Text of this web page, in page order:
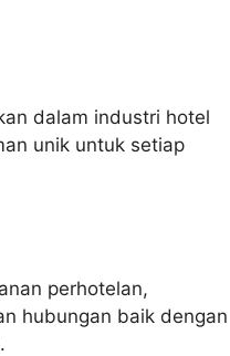
dalam industri hotel
unik untuk setiap
perhotelan,
hubungan baik dengan